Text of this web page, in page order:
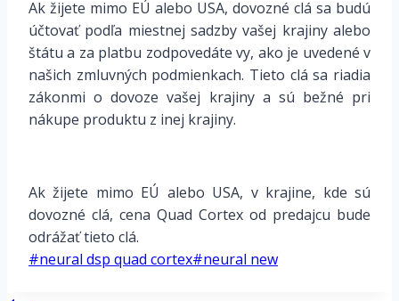
Ak žijete mimo EÚ alebo USA, dovozné clá sa budú
účtovať podľa miestnej sadzby vašej krajiny alebo
štátu a za platbu zodpovedáte vy, ako je uvedené v
našich zmluvných podmienkach. Tieto clá sa riadia
zákonmi o dovoze vašej krajiny a sú bežné pri
nákupe produktu z inej krajiny.
Ak žijete mimo EÚ alebo USA, v krajine, kde sú
dovozné clá, cena Quad Cortex od predajcu bude
odrážať tieto clá.
Post
#neural dsp quad cortex#neural new